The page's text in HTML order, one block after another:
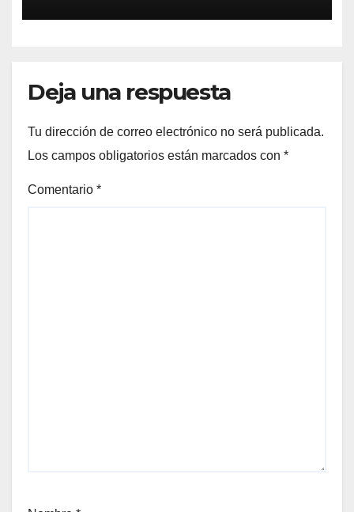
Deja una respuesta
Tu dirección de correo electrónico no será publicada.
Los campos obligatorios están marcados con *
Comentario *